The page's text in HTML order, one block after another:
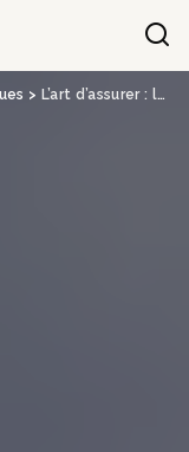
> L’art d’assurer : les expositions temporaires